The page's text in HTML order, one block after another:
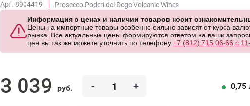
Арт. 8904419
Prosecco Poderi del Doge Volcanic Wines
Информация о ценах и наличии товаров носит
Цены на импортные товары особенно сильно зависят от курса
рынка. Все актуальные цены формируются ответом на ваши
цен вы так же можете уточнить по телефону +7 (812) 715 06-66 с
3 039 руб. - + 0,75